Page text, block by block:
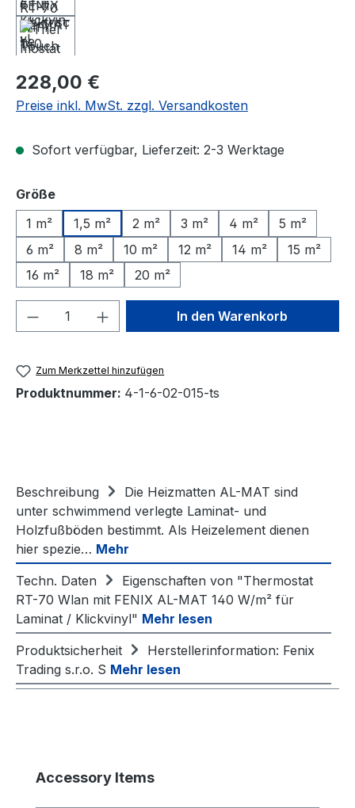
Regulärer Preis:
228,00 €
Preise inkl. MwSt. zzgl. Versandkosten
Sofort verfügbar, Lieferzeit: 2-3 Werktage
Größeauswählen
1 m²
1,5 m² 2 m² 3 m² 4 m²
5 m²
6 m²
8 m² 10 m² 12 m² 14 m²
15 m²
16 m²
18 m² 20 m²
Produkt Anzahl: Gib denIn den Warenkorb
Zum Merkzettel hinzufügen
Produktnummer: 4-1-6-02-015-ts
Beschreibung
Die Heizmatten AL-MAT sind
unter schwimmend verlegte Laminat- und
Holzfußböden bestimmt. Als Heizelement dienen
hier spezie… Mehr
Techn. Daten
Eigenschaften von "Thermostat
RT-70 Wlan mit FENIX AL-MAT 140 W/m² für
Laminat / Klickvinyl" Mehr lesen
Produktsicherheit
Herstellerinformation: Fenix
Trading s.r.o. S Mehr lesen
Produktgalerie überspringen
Accessory Items